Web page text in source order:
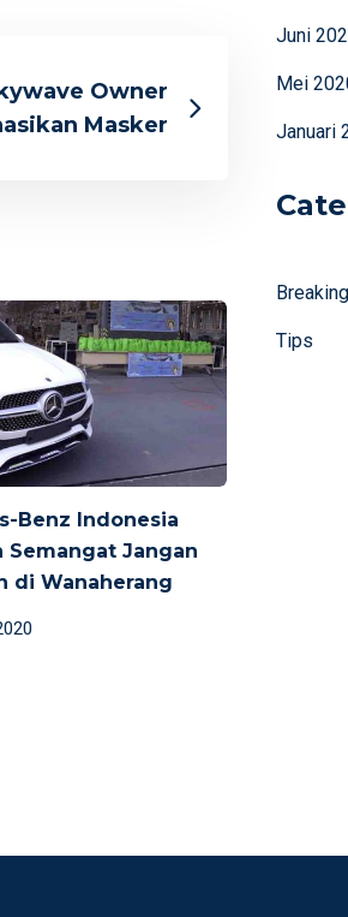
Owner
Masker
Benz Indonesia
Semangat Jangan
di Wanaherang
Juni
Mei
Januari
Tips